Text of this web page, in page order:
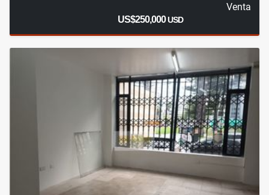
Venta
US$250,000USD